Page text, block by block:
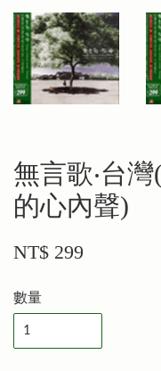
無言歌‧台
的心內聲)
NT$ 299
數量